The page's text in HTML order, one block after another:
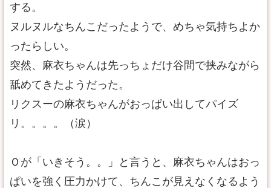
する。
ヌルヌルなちんこだったようで、めちゃ気持ちよか
ったらしい。
突然、麻衣ちゃんは先っちょだけ谷間で挟みながら
舐めてきたようだった。
リクスーの麻衣ちゃんがおっぱい出してパイズ
リ。。。。（涙）
Ｏが「いきそう。。」と言うと、麻衣ちゃんはおっ
ぱいを強く圧力かけて、ちんこが見えなくなるよう